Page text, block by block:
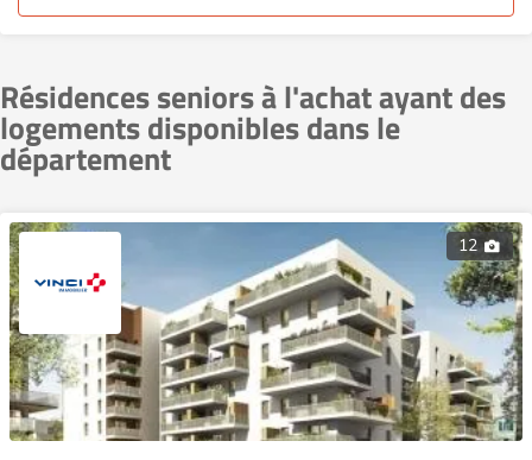
Résidences seniors à l'achat ayant des
logements disponibles dans le
département
12